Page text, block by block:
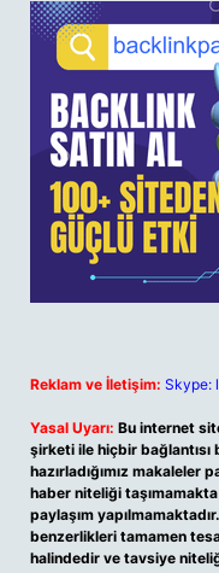
Reklam ve İletişim: Skype:
Yasal Uyarı: Bu internet
şirketi ile hiçbir bağlantısı
hazırladığımız makaleler
haber niteliği
paylaşım
benzerlikleri tamamen
halindedir ve tavsiye